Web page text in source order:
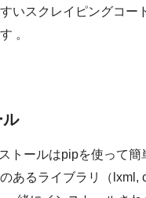
いスクレイピングコー
。
ル
トールはpipを使って簡
あるライブラリ（lxml,